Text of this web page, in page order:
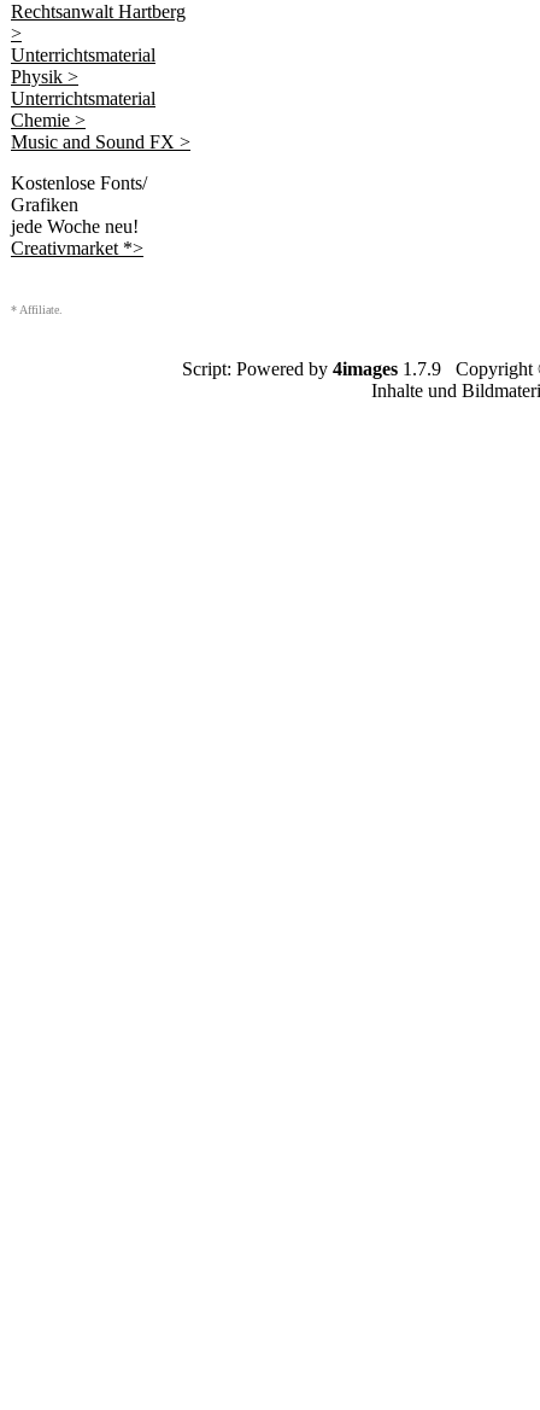
Rechtsanwalt Hartberg
>
Unterrichtsmaterial
Physik >
Unterrichtsmaterial
Chemie >
Music and Sound FX >
Kostenlose Fonts/
Grafiken
jede Woche neu!
Creativmarket *>
* Affiliate.
Script: Powered by 4images1.7.9 Copyright
Inhalte und